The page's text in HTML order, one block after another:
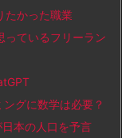
かった職業
ているフリーラン
グに数学は必要？
本の人口を予言